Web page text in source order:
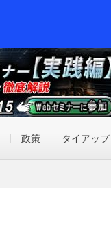
政策 タイアップ